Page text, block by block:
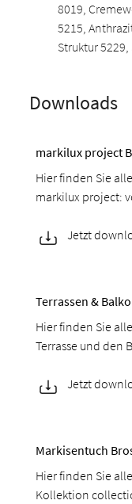
8019,
5215,
Struktur
Downloads
markilux project
Hier finden Sie
markilux project:
Jetzt
Terrassen &
Hier finden Sie
Terrasse und den
Jetzt
Markisentuch
Hier finden Sie
Kollektion